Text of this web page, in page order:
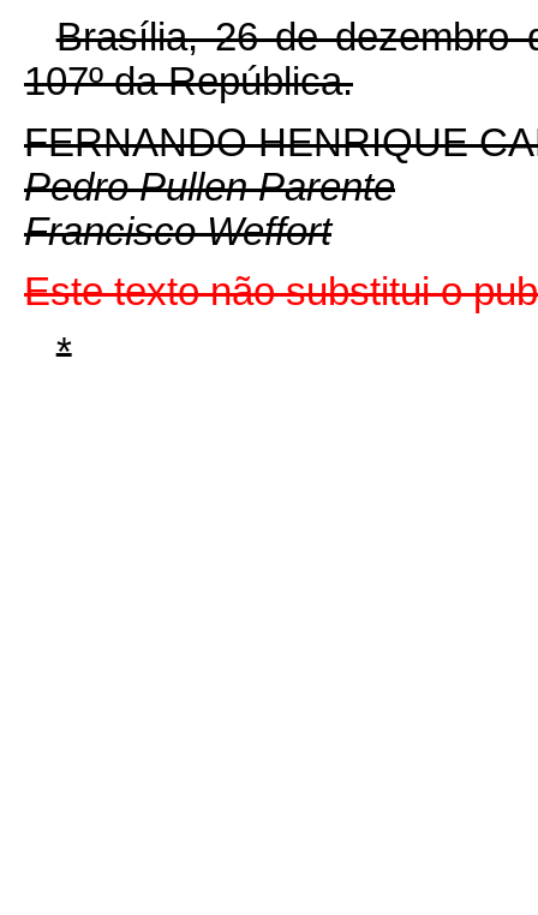
Brasília, 26 de dezembro
107º da República.
FERNANDO HENRIQUE
Pedro Pullen Parente
Francisco Weffort
Este texto não substitui o
*